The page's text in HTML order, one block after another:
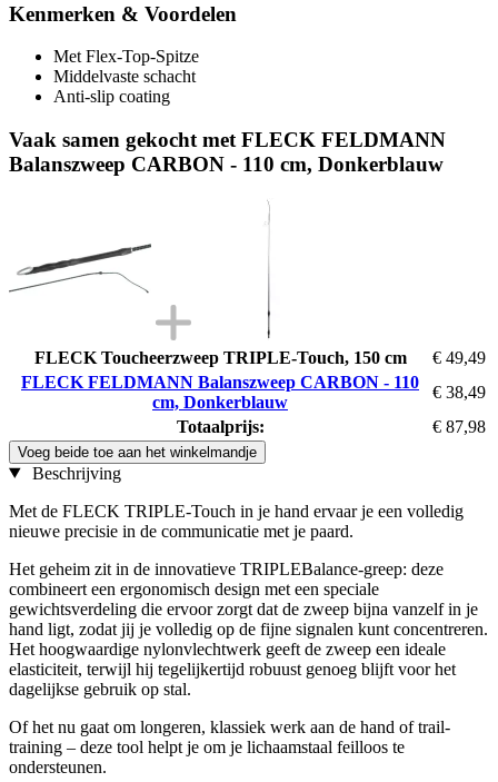
Kenmerken & Voordelen
Met Flex-Top-Spitze
Middelvaste schacht
Anti-slip coating
Vaak samen gekocht met FLECK FELDMANN
Balanszweep CARBON - 110 cm, Donkerblauw
FLECK Toucheerzweep TRIPLE-Touch, 150 cm
€ 49,49
FLECK FELDMANN Balanszweep CARBON - 110
cm, Donkerblauw
€ 38,49
Totaalprijs:
€ 87,98
Voeg beide toe aan het winkelmandje
Beschrijving
Met de FLECK TRIPLE-Touch in je hand ervaar je een volledig
nieuwe precisie in de communicatie met je paard.
Het geheim zit in de innovatieve TRIPLEBalance-greep: deze
combineert een ergonomisch design met een speciale
gewichtsverdeling die ervoor zorgt dat de zweep bijna vanzelf in je
hand ligt, zodat jij je volledig op de fijne signalen kunt concentreren.
Het hoogwaardige nylonvlechtwerk geeft de zweep een ideale
elasticiteit, terwijl hij tegelijkertijd robuust genoeg blijft voor het
dagelijkse gebruik op stal.
Of het nu gaat om longeren, klassiek werk aan de hand of trail-
training – deze tool helpt je om je lichaamstaal feilloos te
ondersteunen.